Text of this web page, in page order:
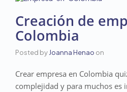
Creación de
Colombia
Posted by Joanna Henao on
Crear empresa en Colombia
complejidad y para muchos es